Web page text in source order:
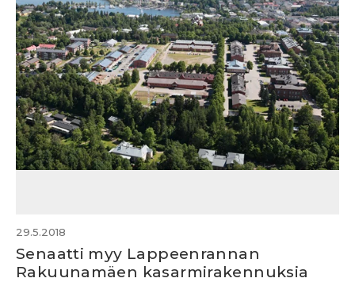
29.5.2018
Senaatti myy Lappeenrannan
Rakuunamäen kasarmirakennuksia